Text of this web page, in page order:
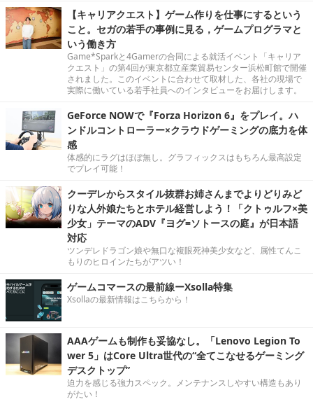
【キャリアクエスト】ゲーム作りを仕事にするという
こと。セガの若手の事例に見る，ゲームプログラマと
いう働き方
Game*Sparkと4Gamerの合同による就活イベント「キャリア
クエスト」の第4回が東京都立産業貿易センター浜松町館で開催
されました。このイベントに合わせて取材した、各社の現場で
実際に働いている若手社員へのインタビューをお届けします。
GeForce NOWで『Forza Horizon 6』をプレイ。ハ
ンドルコントローラー×クラウドゲーミングの底力を体
感
体感的にラグはほぼ無し。グラフィックスはもちろん最高設定
でプレイ可能！
クーデレからスタイル抜群お姉さんまでよりどりみど
りな人外娘たちとホテル経営しよう！「クトゥルフ×美
少女」テーマのADV『ヨグ=ソトースの庭』が日本語
対応
ツンデレドラゴン娘や無口な複眼死神美少女など、属性てんこ
もりのヒロインたちがアツい！
ゲームコマースの最前線ーXsolla特集
Xsollaの最新情報はこちらから！
AAAゲームも制作も妥協なし。「Lenovo Legion To
wer 5」はCore Ultra世代の“全てこなせるゲーミング
デスクトップ”
迫力を感じる強力スペック。メンテナンスしやすい構造もあり
がたい！